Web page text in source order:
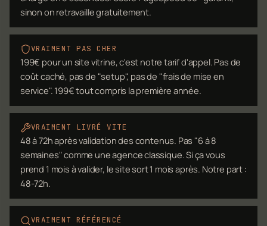
sinon on retravaille gratuitement.
VRAIMENT PAS CHER
199€ pour un site vitrine, c'est notre tarif d'appel. Pas de
coût caché, pas de "setup", pas de "frais de mise en
service". 199€ tout compris la première année.
VRAIMENT LIVRÉ VITE
48 à 72h après validation des contenus. Pas "6 à 8
semaines" comme une agence classique. Si ça vous
prend 1 mois à valider, le site sort 1 mois après. Notre part :
48-72h.
VRAIMENT RÉFÉRENCÉ